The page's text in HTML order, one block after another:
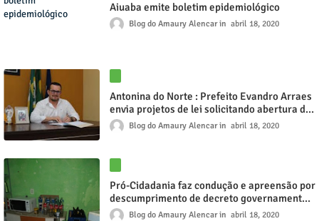
Aiuaba emite boletim epidemiológico
Blog do Amaury Alencar abril 18, 2020
Antonina do Norte : Prefeito Evandro Arraes
envia projetos de lei solicitando abertura de
crédito suplmentar para ás secretarias
municipais de saúde e assistência social na
Blog do Amaury Alencar abril 18, 2020
Pró-Cidadania faz condução e apreensão por
descumprimento de decreto governamental
em TauáBlog do Amaury Alencar abril 18, 2020